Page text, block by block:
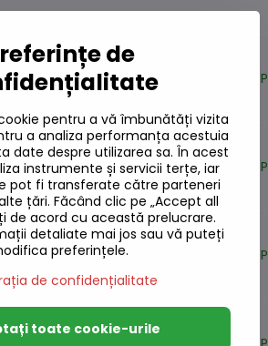
de
pentru a vă îmbunătăți vizita
a analiza performanța acestuia
date despre utilizarea sa. În acest
instrumente și servicii terțe, iar
pot fi transferate către parteneri
alte țări. Făcând clic pe „Accept all
de acord cu această prelucrare.
detaliate mai jos sau vă puteți
preferințele.
de confidențialitate
toate cookie-urile